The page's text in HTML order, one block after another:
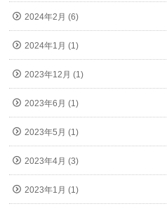
2024年2月 (6)
2024年1月 (1)
2023年12月 (1)
2023年6月 (1)
2023年5月 (1)
2023年4月 (3)
2023年1月 (1)